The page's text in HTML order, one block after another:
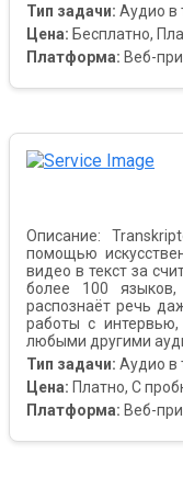
Тип задачи: Аудио в
Цена: Бесплатно,
Платформа: Веб-
Описание:
помощью
видео в текст за
более 100
распознаёт речь
работы с
любыми другими
Тип задачи: Аудио в
Цена: Платно, С
Платформа: Веб-